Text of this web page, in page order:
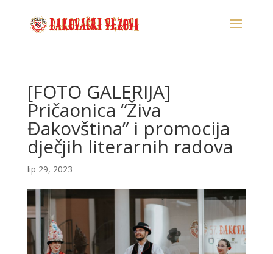
[FOTO GALERIJA]
Pričaonica “Živa
Đakovština” i promocija
dječjih literarnih radova
lip 29, 2023